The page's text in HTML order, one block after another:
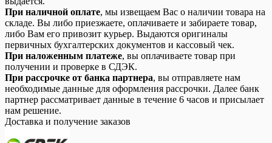
При наличной оплате, мы извещаем Вас о наличии товара на
складе. Вы либо приезжаете, оплачиваете и забираете товар,
либо Вам его привозит курьер. Выдаются оригиналы
первичных бухгалтерских документов и кассовый чек.
При наложенным платеже, вы оплачиваете товар при
получении и проверке в СДЭК.
При рассрочке от банка партнера, вы отправляете нам
необходимые данные для оформления рассрочки. Далее банк
партнер рассматривает данные в течение 6 часов и присылает
нам решение.
Доставка и получение заказов